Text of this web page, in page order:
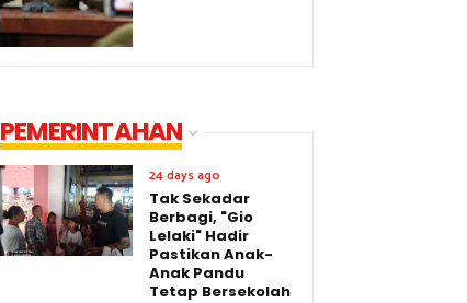
PEMERINTAHAN
24 days ago
Tak Sekadar
Berbagi, "Gio
Lelaki" Hadir
Pastikan Anak-
Anak Pandu
Tetap Bersekolah